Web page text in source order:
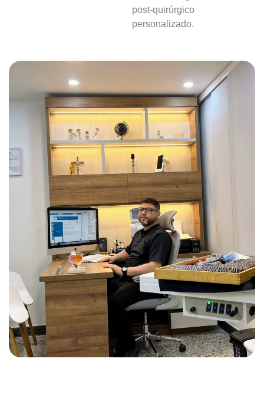
post-quirúrgico
personalizado.